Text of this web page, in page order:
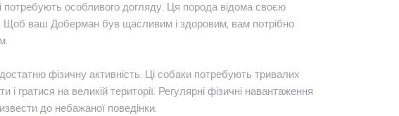
потребують особливого догляду. Ця порода відома своєю
Щоб ваш Доберман був щасливим і здоровим, вам потрібно
фізичну активність. Ці собаки потребують тривалих
і гратися на великій території. Регулярні фізичні навантаження
до небажаної поведінки.